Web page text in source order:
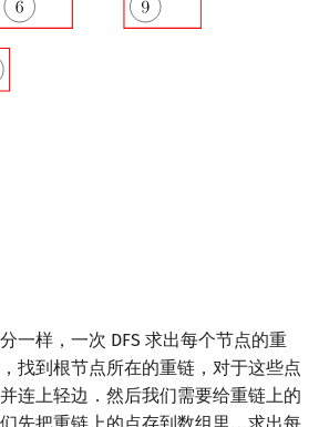
一样，一次 DFS 求出每个节点的重
找到根节点所在的重链，对于这些点
连上轻边．然后我们需要给重链上的